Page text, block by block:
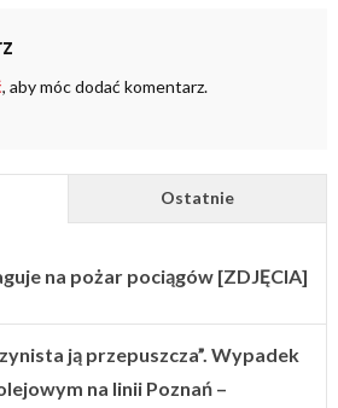
, aby móc dodać komentarz.
Ostatnie
na pożar pociągów [ZDJĘCIA]
ją przepuszcza”. Wypadek
na linii Poznań –